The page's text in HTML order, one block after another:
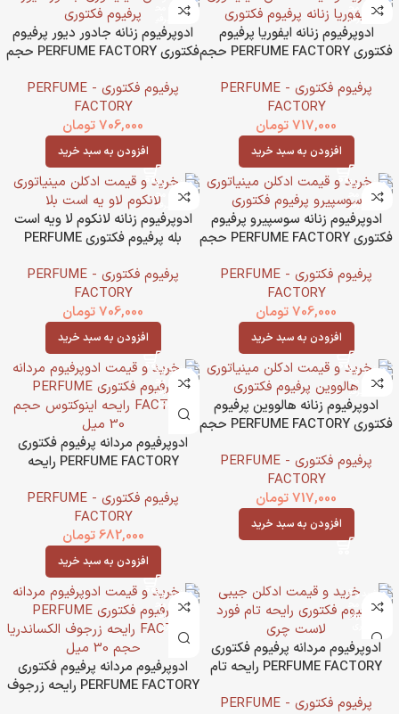
ادوپرفیوم زنانه ایفوریا پرفیوم
فکتوری PERFUME FACTORY حجم
پرفیوم فکتوری - PERFUME
FACTORY
717,000تومان
افزودن به سبد خرید
ادوپرفیوم زنانه جادور دیور پرفیوم
فکتوری PERFUME FACTORY حجم
پرفیوم فکتوری - PERFUME
FACTORY
706,000تومان
افزودن به سبد خرید
ادوپرفیوم زنانه سوسپیرو پرفیوم
فکتوری PERFUME FACTORY حجم
پرفیوم فکتوری - PERFUME
FACTORY
706,000تومان
افزودن به سبد خرید
ادوپرفیوم زنانه لانکوم لا ویه است
بله پرفیوم فکتوری PERFUME
پرفیوم فکتوری - PERFUME
FACTORY
706,000تومان
افزودن به سبد خرید
ادوپرفیوم زنانه هالووین پرفیوم
فکتوری PERFUME FACTORY حجم
پرفیوم فکتوری - PERFUME
FACTORY
717,000تومان
افزودن به سبد خرید
ادوپرفیوم مردانه پرفیوم فکتوری
PERFUME FACTORY رایحه
پرفیوم فکتوری - PERFUME
FACTORY
682,000تومان
افزودن به سبد خرید
ادوپرفیوم مردانه پرفیوم فکتوری
PERFUME FACTORY رایحه تام
پرفیوم فکتوری - PERFUME
ادوپرفیوم مردانه پرفیوم فکتوری
PERFUME FACTORY رایحه زرجوف